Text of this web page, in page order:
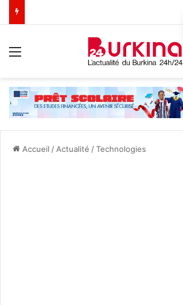
Accueil / Actualité /Technologies